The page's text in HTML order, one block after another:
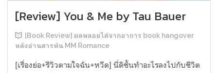
[Review] You & Me by Tau Bauer
[Book Review] ผลพลอยได้จากอาการ book hangover
หลังอ่านสารพัน MM Romance
[เรื่องย่อ+รีวิวตามใจฉัน+หวีด] นี่ดิชั้นทำอะไรลงไปกับชีวิต